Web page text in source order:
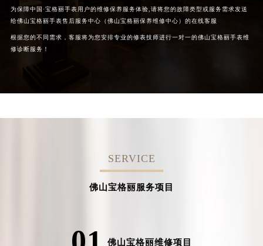
为保障中国·宝格丽手表用户的维修保养服务体验,请将您的故障类型或服务需求发送
给佛山宝格丽手表售后服务中心（佛山宝格丽保养维修中心）的在线客服
根据您的不同需求，客服将为您安排专业的修表技师进行一对一的佛山宝格丽手表维
修诊断服务！
SERVICE
佛山宝格丽服务项目
佛山宝格丽维修项目